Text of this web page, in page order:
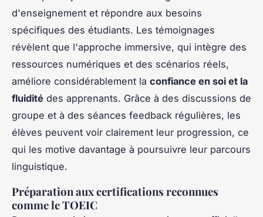
d'enseignement et répondre aux besoins
spécifiques des étudiants. Les témoignages
révèlent que l'approche immersive, qui intègre des
ressources numériques et des scénarios réels,
améliore considérablement la confiance en soi et la
fluidité des apprenants. Grâce à des discussions de
groupe et à des séances feedback régulières, les
élèves peuvent voir clairement leur progression, ce
qui les motive davantage à poursuivre leur parcours
linguistique.
Préparation aux certifications reconnues
comme le TOEIC